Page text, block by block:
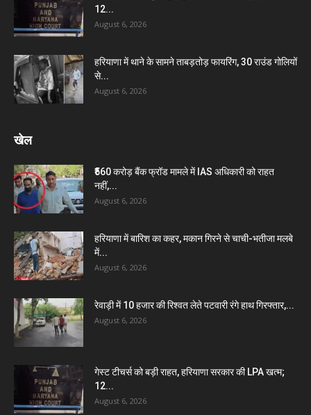
12...
August 6, 2026
हरियाणा में थाने के सामने ताबड़तोड़ फायरिंग, 30 राउंड गोलियों
से...
August 6, 2026
खेल
₹560 करोड़ बैंक फ्रॉड मामले में IAS अधिकारी को राहत
नहीं,...
August 6, 2026
हरियाणा में बारिश का कहर, मकान गिरने से चाची-भतीजा मलबे
में...
August 6, 2026
रेवाड़ी में 10 हजार की रिश्वत लेते पटवारी रंगे हाथ गिरफ्तार,...
August 6, 2026
गेस्ट टीचर्स को बड़ी राहत, हरियाणा सरकार की LPA खत्म;
12...
August 6, 2026